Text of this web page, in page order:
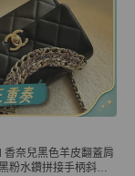
奈兒黑色羊皮翻蓋肩
粉水鑽拼接手柄斜背